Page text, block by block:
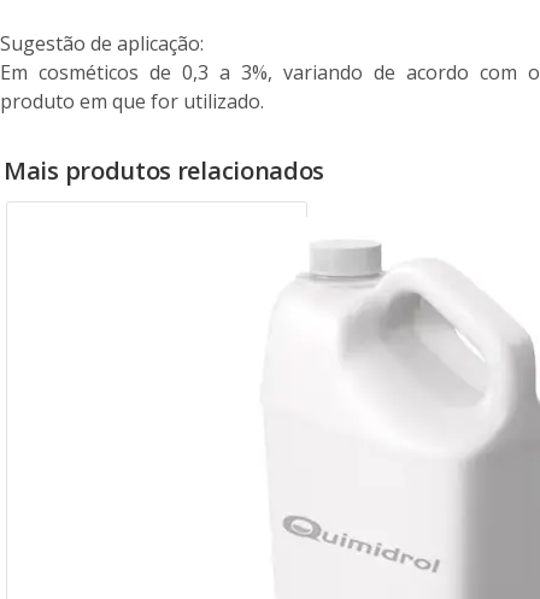
Sugestão de aplicação:
Em cosméticos de 0,3 a 3%, variando de acordo com o
produto em que for utilizado.
Mais produtos relacionados